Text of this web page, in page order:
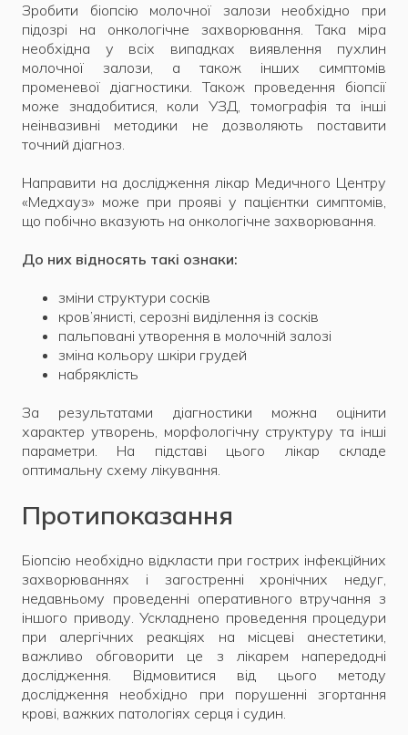
Зробити біопсію молочної залози необхідно при
підозрі на онкологічне захворювання. Така міра
необхідна у всіх випадках виявлення пухлин
молочної залози, а також інших симптомів
променевої діагностики. Також проведення біопсії
може знадобитися, коли УЗД, томографія та інші
неінвазивні методики не дозволяють поставити
точний діагноз.
Направити на дослідження лікар Медичного Центру
«Медхауз» може при прояві у пацієнтки симптомів,
що побічно вказують на онкологічне захворювання.
До них відносять такі ознаки:
зміни структури сосків
кров’янисті, серозні виділення із сосків
пальповані утворення в молочній залозі
зміна кольору шкіри грудей
набряклість
За результатами діагностики можна оцінити
характер утворень, морфологічну структуру та інші
параметри. На підставі цього лікар складе
оптимальну схему лікування.
Протипоказання
Біопсію необхідно відкласти при гострих інфекційних
захворюваннях і загостренні хронічних недуг,
недавньому проведенні оперативного втручання з
іншого приводу. Ускладнено проведення процедури
при алергічних реакціях на місцеві анестетики,
важливо обговорити це з лікарем напередодні
дослідження. Відмовитися від цього методу
дослідження необхідно при порушенні згортання
крові, важких патологіях серця і судин.